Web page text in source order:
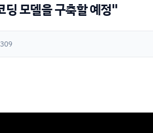
딩 모델을 구축할 예정"